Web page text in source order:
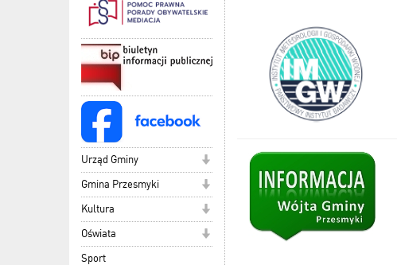
Urząd Gminy
Gmina Przesmyki
Kultura
Oświata
Sport